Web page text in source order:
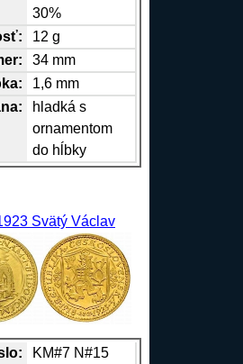
30%
12 g
34 mm
1,6 mm
:
hladká s
ornamentom
do hĺbky
Svätý Václav
KM#7 N#15